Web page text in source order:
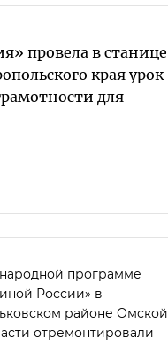
провела в станице
края урок
для
программе
России» в
районе Омской
отремонтировали